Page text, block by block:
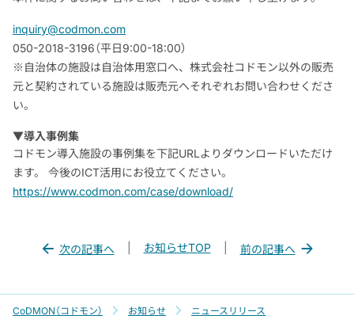
inquiry@codmon.com
050-2018-3196（平日9:00-18:00）
※自治体の施設は自治体用窓口へ、株式会社コドモン以外の販売
元と契約されている施設は販売元へそれぞれお問い合わせくださ
い。
▼導入事例集
コドモン導入施設の事例集を下記URLよりダウンロードいただけ
ます。 今後のICT活用にお役立てください。
https://www.codmon.com/case/download/
次の記事へ お知らせTOP 前の記事へ
CoDMON（コドモン） お知らせ
ニュースリリース